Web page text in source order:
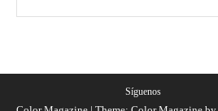
Síguenos